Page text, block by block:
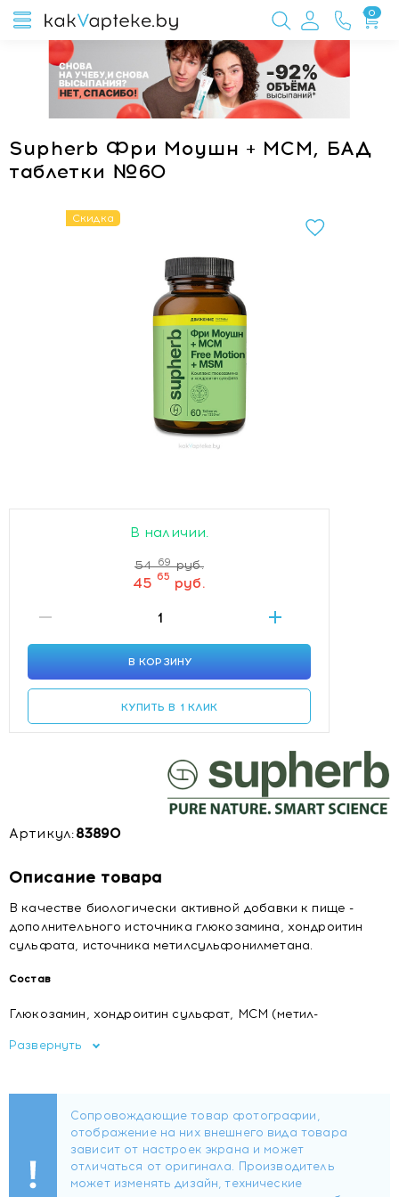
0
Supherb Фри Моушн + МСМ, БАД
таблетки №60
Скидка
В наличии.
54 69 руб.
45 65 руб.
В КОРЗИНУ
КУПИТЬ В 1 КЛИК
Артикул:83890
Описание товара
В качестве биологически активной добавки к пище -
дополнительного источника глюкозамина, хондроитин
сульфата, источника метилсульфонилметана.
Состав
Глюкозамин, хондроитин сульфат, МСМ (метил-
Вспомогательные вещества: глазирователь воск
Форма выпуска
Таблетки массой 1330 мг.
Развернуть